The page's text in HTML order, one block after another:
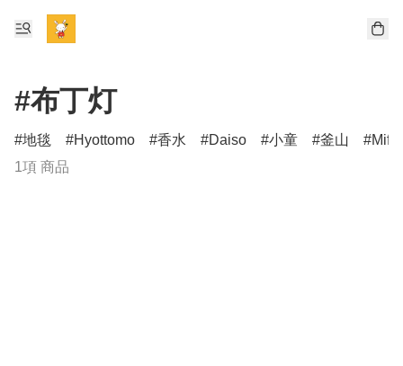
#布丁灯
地毯 Hyottomo 香水 Daiso 小童 釜山
1項 商品